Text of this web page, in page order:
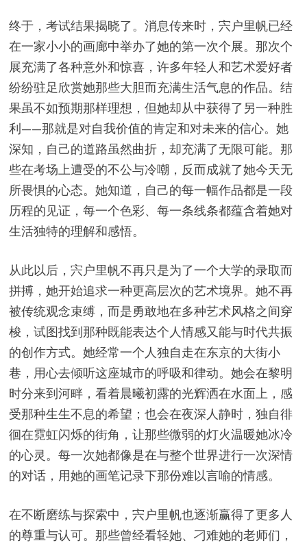
终于，考试结果揭晓了。消息传来时，宍户里帆已经
在一家小小的画廊中举办了她的第一次个展。那次个
展充满了各种意外和惊喜，许多年轻人和艺术爱好者
纷纷驻足欣赏她那些大胆而充满生活气息的作品。结
果虽不如预期那样理想，但她却从中获得了另一种胜
利——那就是对自我价值的肯定和对未来的信心。她
深知，自己的道路虽然曲折，却充满了无限可能。那
些在考场上遭受的不公与冷嘲，反而成就了她今天无
所畏惧的心态。她知道，自己的每一幅作品都是一段
历程的见证，每一个色彩、每一条线条都蕴含着她对
生活独特的理解和感悟。
从此以后，宍户里帆不再只是为了一个大学的录取而
拼搏，她开始追求一种更高层次的艺术境界。她不再
被传统观念束缚，而是勇敢地在多种艺术风格之间穿
梭，试图找到那种既能表达个人情感又能与时代共振
的创作方式。她经常一个人独自走在东京的大街小
巷，用心去倾听这座城市的呼吸和律动。她会在黎明
时分来到河畔，看着晨曦初露的光辉洒在水面上，感
受那种生生不息的希望；也会在夜深人静时，独自徘
徊在霓虹闪烁的街角，让那些微弱的灯火温暖她冰冷
的心灵。每一次她都像是在与整个世界进行一次深情
的对话，用她的画笔记录下那份难以言喻的情感。
在不断磨练与探索中，宍户里帆也逐渐赢得了更多人
的尊重与认可。那些曾经看轻她、刁难她的老师们，